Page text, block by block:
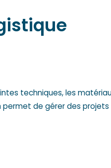
techniques, les
de gérer des